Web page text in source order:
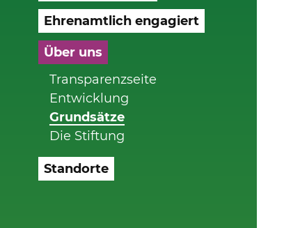
Ehrenamtlich engagiert
Über uns
Transparenzseite
Entwicklung
Grundsätze
Die Stiftung
Standorte